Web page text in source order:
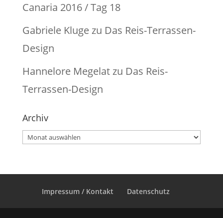
Canaria 2016 / Tag 18
Gabriele Klugezu Das Reis-Terrassen-
Design
Hannelore Megelatzu Das Reis-
Terrassen-Design
Archiv
Archiv
Impressum / Kontakt Datenschutz